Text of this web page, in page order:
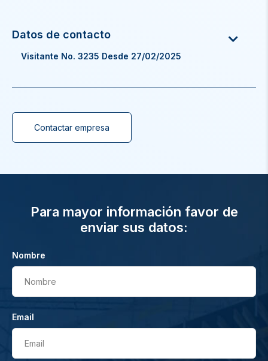
Visitante No. 3235 Desde 27/02/2025
Contactar empresa
Para mayor información favor de
enviar sus datos:
Nombre
Nombre
Email
Email